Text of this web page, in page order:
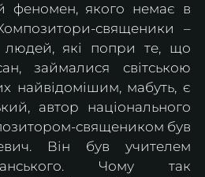
феномен, якого немає в
священики –
людей, які попри те, що
займалися світською
найвідомішим, мабуть, є
автор національного
священиком був
Він був учителем
Чому так